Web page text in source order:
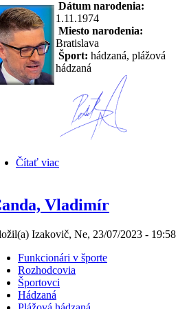
Dátum narodenia:
1.11.1974
Miesto narodenia:
Bratislava
Šport: hádzaná, plážová
hádzaná
Čítať viac
Vladimír
Izakovič, Ne, 23/07/2023 - 19:58
Funkcionári v športe
Rozhodcovia
Športovci
Hádzaná